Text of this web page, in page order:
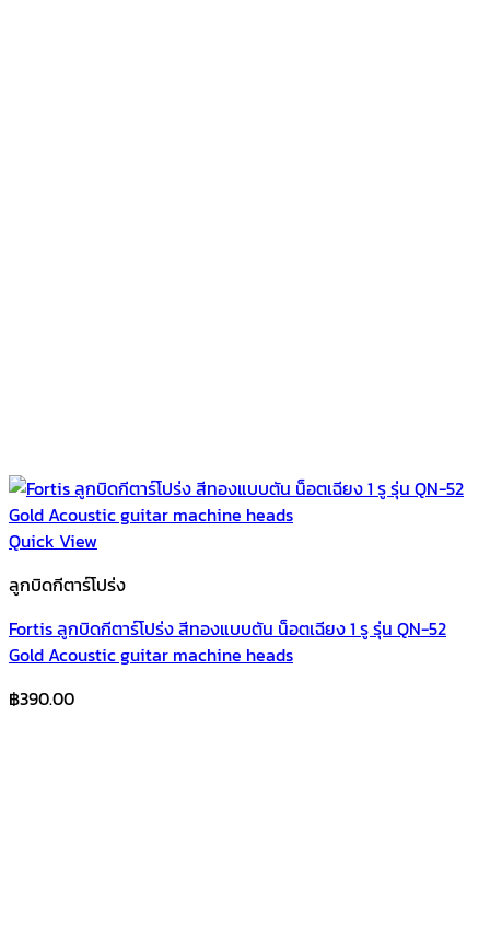
Quick View
ลูกบิดกีตาร์โปร่ง
Fortis ลูกบิดกีตาร์โปร่ง สีทองแบบตัน น็อตเฉียง 1 รู รุ่น QN-52
Gold Acoustic guitar machine heads
฿390.00